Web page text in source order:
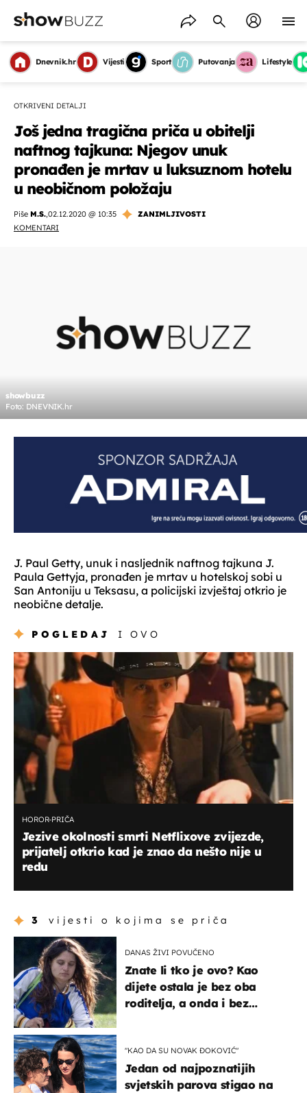
Dnevnik.hr Vijesti Sport Putovanja Lifestyle
OTKRIVENI DETALJI
Još jedna tragična priča u obitelji
naftnog tajkuna: Njegov unuk
pronađen je mrtav u luksuznom hotelu
u neobičnom položaju
Piše M.S.,02.12.2020 @ 10:35
ZANIMLJIVOSTI
KOMENTARI
showbuzz
Foto: DNEVNIK.hr
J. Paul Getty, unuk i nasljednik naftnog tajkuna J.
Paula Gettyja, pronađen je mrtav u hotelskoj sobi u
San Antoniju u Teksasu, a policijski izvještaj otkrio je
neobične detalje.
POGLEDAJ I OVO
HOROR-PRIČA
Jezive okolnosti smrti Netflixove zvijezde,
prijatelj otkrio kad je znao da nešto nije u
redu
3 vijesti o kojima se priča
DANAS ŽIVI POVUČENO
Znate li tko je ovo? Kao
dijete ostala je bez oba
roditelja, a onda i bez
"KAO DA SU NOVAK ĐOKOVIĆ"
Jedan od najpoznatijih
svjetskih parova stigao na